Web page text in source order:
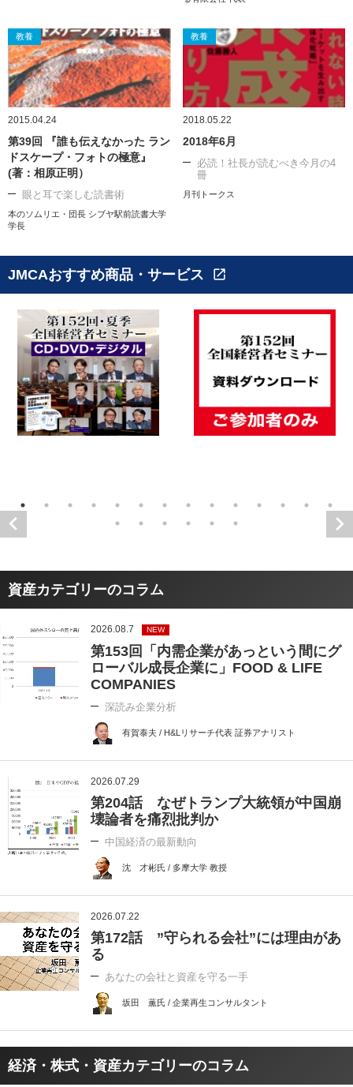
教養
2015.04.24
第39回 『誰も伝えなかった ラン
ドスケープ・フォトの極意』
(著：相原正明）
眼と耳で楽しむ読書術
本のソムリエ・団長 シブヤ駅前読書大学
学長
教養
2018.05.22
2018年6月
必読！社長が読むべき今月の4
冊
月刊トークス
JMCAおすすめ商品・サービス open_in_new
資産カテゴリーのコラム
2026.08.7 NEW
第153回「内需企業があっという間にグ
ローバル成長企業に」FOOD & LIFE
COMPANIES
深読み企業分析
有賀泰夫 / H&Lリサーチ代表 証券アナリスト
2026.07.29
第204話 なぜトランプ大統領が中国崩
壊論者を痛烈批判か
中国経済の最新動向
沈 才彬氏 / 多摩大学 教授
2026.07.22
第172話 ”守られる会社”には理由があ
る
あなたの会社と資産を守る一手
坂田 薫氏 / 企業再生コンサルタント
経済・株式・資産カテゴリーのコラム